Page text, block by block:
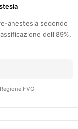
anestesia secondo
dell'89%.
FVG